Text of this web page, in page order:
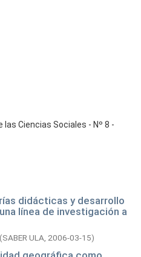
Ciencias Sociales - Nº 8 -
didácticas y desarrollo
línea de investigación a
(SABER ULA, 2006-03-15)